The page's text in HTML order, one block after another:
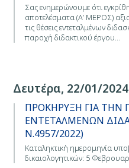
Σας ενημερώνουμε ότι
αποτελέσματα (Α’ ΜΕΡΟΣ)
τις θέσεις εντεταλμένων
παροχή διδακτικού έργου…
Δευτέρα, 22/01/2024
ΠΡΟΚΗΡΥΞΗ ΓΙΑ ΤΗΝ
ΕΝΤΕΤΑΛΜΕΝΩΝ
Ν.4957/2022)
Καταληκτική ημερομηνία
δικαιολογητικών: 5